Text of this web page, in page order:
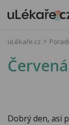
uLékaře.cz
Dobrý den, asi